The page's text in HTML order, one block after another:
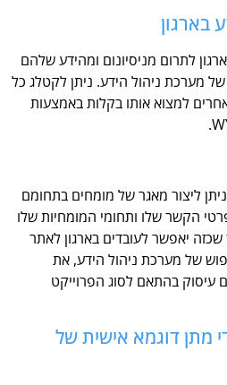
בארגון
לתרום מניסיונום ומהידע שלהם
מערכת ניהול הידע. ניתן לקטלג כל
למצוא אותו בקלות באמצעות
ליצור מאגר של מומחים בתחומם
הקשר שלו ותחומי המומחיות שלו
יאפשר לעובדים בארגון לאתר
של מערכת ניהול הידע, את
עיסוק בהתאם לסוג הפרוייקט
מתן דוגמא אישית של